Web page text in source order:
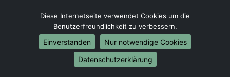
Umzüge-Deutschlandweit
Umzug von Oberhausen nach Berlin
Umzug von Oberhausen nach Hamburg
Umzug von Oberhausen nach München
Umzug von Oberhausen nach Köln
Diese Internetseite verwendet Cookies um die
Benutzerfreundlichkeit zu verbessern.
Einverstanden
Nur notwendige Cookies
Datenschutzerklärung